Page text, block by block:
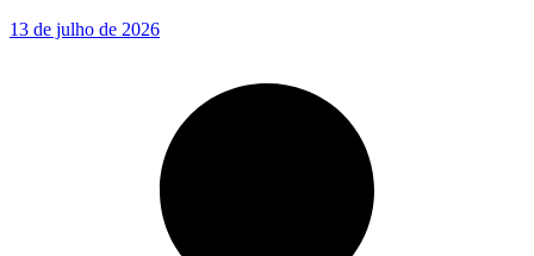
13 de julho de 2026